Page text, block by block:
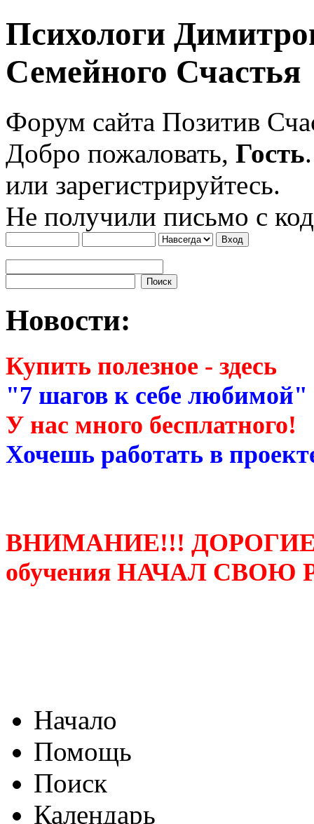
Психологи
Семейного Счастья
Форум сайта Позитив
Добро пожаловать, Гость
или зарегистрируйтесь.
Не получили письмо с
Новости:
Купить полезное - здесь
"7 шагов к себе
У нас много бесплатного!
Хочешь работать в
ВНИМАНИЕ!!!
обучения НАЧАЛ СВОЮ
Начало
Помощь
Поиск
Календарь